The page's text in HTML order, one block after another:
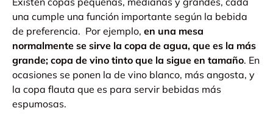
una cumple una función importante según la bebida
de preferencia. Por ejemplo, en una mesa
normalmente se sirve la copa de agua, que es la más
grande; copa de vino tinto que la sigue en tamaño. En
ocasiones se ponen la de vino blanco, más angosta, y
la copa flauta que es para servir bebidas más
espumosas.